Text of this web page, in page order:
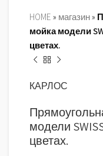
HOME » магазин»
мойка модели
цветах.
КАРЛОС
модели
цветах.